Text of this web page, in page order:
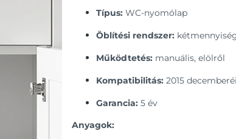
Típus: WC-nyomólap
Öblítési rendszer:
Működtetés: manuális, elölről
Kompatibilitás: 2015
Garancia: 5 év
Anyagok: